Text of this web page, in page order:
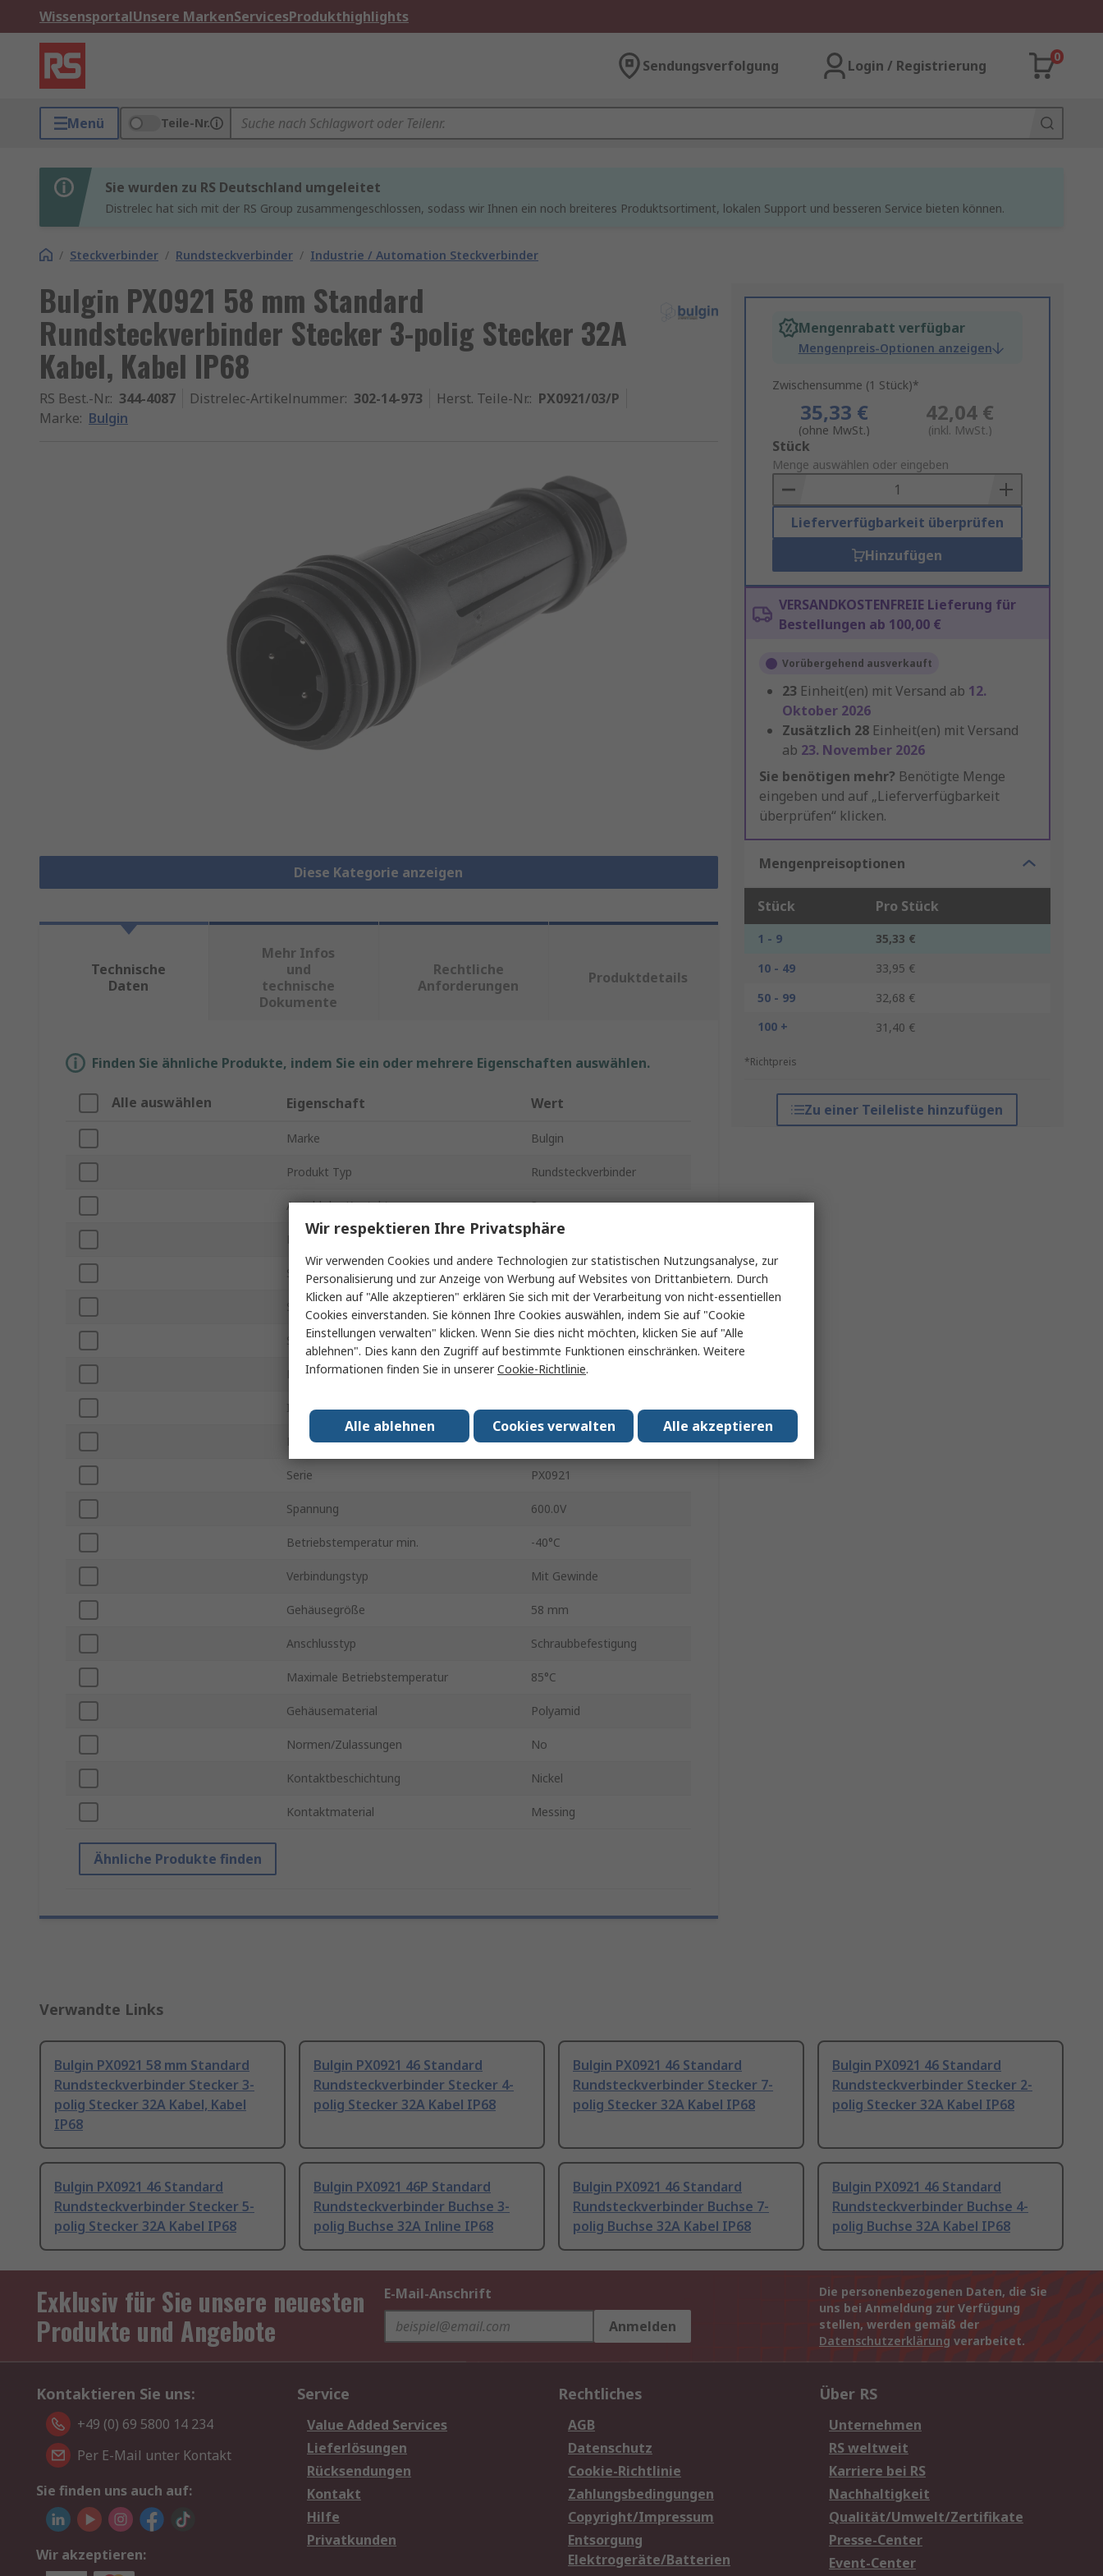
WissensportalUnsere MarkenServicesProdukthighlights
Sendungsverfolgung Login / Registrierung
0
Menü Teile-Nr.
Sie wurden zu RS Deutschland umgeleitet
Distrelec hat sich mit der RS Group zusammengeschlossen, sodass wir Ihnen ein noch breiteres Produktsortiment, lokalen Support und besseren Service bieten können.
/ Steckverbinder / Rundsteckverbinder / Industrie / Automation Steckverbinder
Bulgin PX0921 58 mm Standard
Rundsteckverbinder Stecker 3-polig Stecker 32A
Kabel, Kabel IP68
RS Best.-Nr.: 344-4087 Distrelec-Artikelnummer: 302-14-973 Herst. Teile-Nr.: PX0921/03/P
Marke: Bulgin
Diese Kategorie anzeigen
Mengenrabatt verfügbar
Mengenpreis-Optionen anzeigen
Zwischensumme (1 Stück)*
35,33 €
(ohne MwSt.)
42,04 €
(inkl. MwSt.)
Add
to
Basket
Stück
Menge auswählen oder eingeben
Lieferverfügbarkeit überprüfen
Hinzufügen
VERSANDKOSTENFREIE Lieferung für
Bestellungen ab 100,00 €
Vorübergehend ausverkauft
23 Einheit(en) mit Versand ab 12.
Oktober 2026
Zusätzlich 28 Einheit(en) mit Versand
ab 23. November 2026
Sie benötigen mehr? Benötigte Menge
eingeben und auf „Lieferverfügbarkeit
überprüfen“ klicken.
Mengenpreisoptionen
Stück Pro Stück
1 - 9
35,33 €
10 - 49
33,95 €
50 - 99
32,68 €
100 +
31,40 €
*Richtpreis
Zu einer Teileliste hinzufügen
Technische
Daten
Mehr Infos
und
technische
Dokumente
Rechtliche
Anforderungen
Produktdetails
Finden Sie ähnliche Produkte, indem Sie ein oder mehrere Eigenschaften auswählen.
Alle auswählen Eigenschaft Wert
Marke Bulgin
Produkt Typ Rundsteckverbinder
Anzahl der Kontakte 3
Montageart
Stromstärke 32A
Steckergröße Standard
Stecker / Buchse Stecker
Kontakt Gender Stecker
IP-Schutzart IP68
Montageausrichtung Gerade
Serie PX0921
Spannung 600.0V
Betriebstemperatur min. -40°C
Verbindungstyp Mit Gewinde
Gehäusegröße 58 mm
Anschlusstyp Schraubbefestigung
Maximale Betriebstemperatur 85°C
Gehäusematerial Polyamid
Normen/Zulassungen No
Kontaktbeschichtung Nickel
Kontaktmaterial Messing
Ähnliche Produkte finden
Verwandte Links
Bulgin PX0921 58 mm Standard
Rundsteckverbinder Stecker 3-
polig Stecker 32A Kabel, Kabel
IP68
Bulgin PX0921 46 Standard
Rundsteckverbinder Stecker 4-
polig Stecker 32A Kabel IP68
Bulgin PX0921 46 Standard
Rundsteckverbinder Stecker 7-
polig Stecker 32A Kabel IP68
Bulgin PX0921 46 Standard
Rundsteckverbinder Stecker 2-
polig Stecker 32A Kabel IP68
Bulgin PX0921 46 Standard
Rundsteckverbinder Stecker 5-
polig Stecker 32A Kabel IP68
Bulgin PX0921 46P Standard
Rundsteckverbinder Buchse 3-
polig Buchse 32A Inline IP68
Bulgin PX0921 46 Standard
Rundsteckverbinder Buchse 7-
polig Buchse 32A Kabel IP68
Bulgin PX0921 46 Standard
Rundsteckverbinder Buchse 4-
polig Buchse 32A Kabel IP68
Exklusiv für Sie unsere neuesten
Produkte und Angebote
E-Mail-Anschrift
Anmelden
Die personenbezogenen Daten, die Sie
uns bei Anmeldung zur Verfügung
stellen, werden gemäß der
Datenschutzerklärung verarbeitet.
Kontaktieren Sie uns:
+49 (0) 69 5800 14 234
Per E-Mail unter Kontakt
Sie finden uns auch auf:
Wir akzeptieren:
Service
Value Added Services
Lieferlösungen
Rücksendungen
Kontakt
Hilfe
Privatkunden
Rechtliches
AGB
Datenschutz
Cookie-Richtlinie
Zahlungsbedingungen
Copyright/Impressum
Entsorgung
Elektrogeräte/Batterien
Über RS
Unternehmen
RS weltweit
Karriere bei RS
Nachhaltigkeit
Qualität/Umwelt/Zertifikate
Presse-Center
Event-Center
Wir respektieren Ihre Privatsphäre
Wir verwenden Cookies und andere Technologien zur statistischen Nutzungsanalyse, zur
Personalisierung und zur Anzeige von Werbung auf Websites von Drittanbietern. Durch
Klicken auf "Alle akzeptieren" erklären Sie sich mit der Verarbeitung von nicht-essentiellen
Cookies einverstanden. Sie können Ihre Cookies auswählen, indem Sie auf "Cookie
Einstellungen verwalten" klicken. Wenn Sie dies nicht möchten, klicken Sie auf "Alle
ablehnen". Dies kann den Zugriff auf bestimmte Funktionen einschränken. Weitere
Informationen finden Sie in unsererCookie-Richtlinie.
Alle akzeptieren
Cookies verwalten
Alle ablehnen